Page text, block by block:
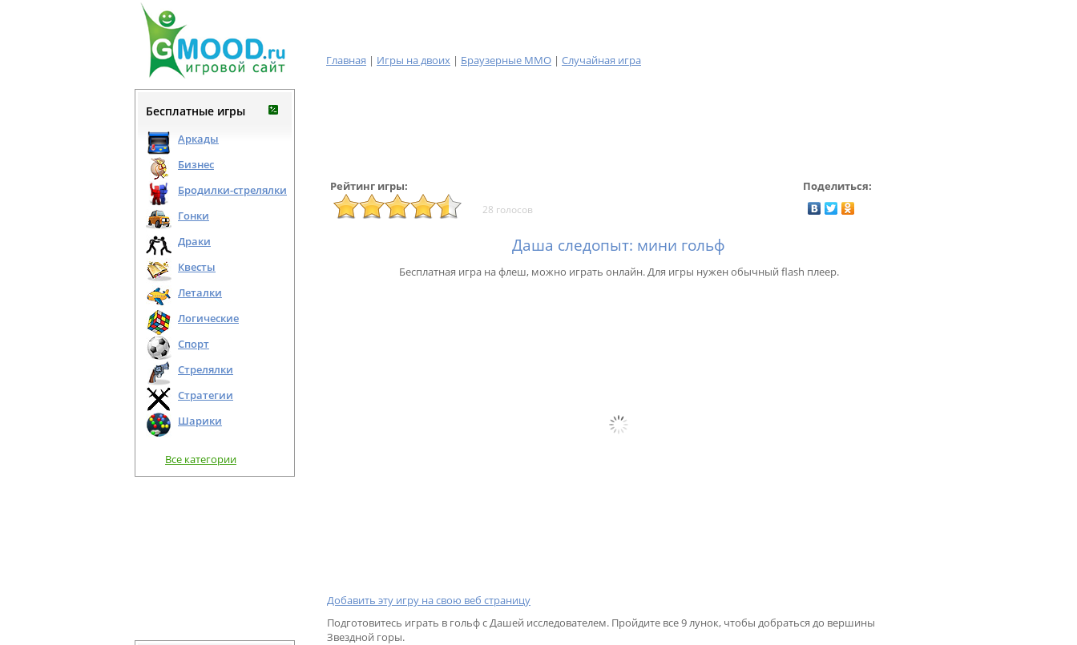
Главная | Игры на двоих | Браузерные MMO | Случайная игра
Бесплатные игры
Аркады
Бизнес
Бродилки-стрелялки
Гонки
Драки
Квесты
Леталки
Логические
Спорт
Стрелялки
Стратегии
Шарики
Все категории
Рейтинг игры: Поделиться:
28 голосов
Даша следопыт: мини гольф
Бесплатная игра на флеш, можно играть онлайн. Для игры нужен обычный flash плеер.
Добавить эту игру на свою веб страницу
Подготовитесь играть в гольф с Дашей исследователем. Пройдите все 9 лунок, чтобы добраться до вершины
Звездной горы.